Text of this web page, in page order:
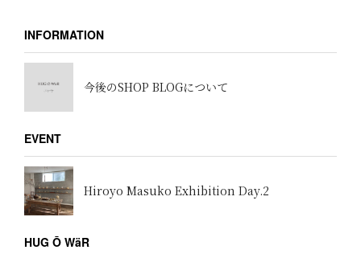
INFORMATION
今後のSHOP BLOGについて
EVENT
Hiroyo Masuko Exhibition Day.2
HUG Ō WäR